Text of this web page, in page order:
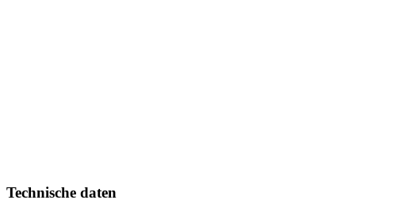
Technische daten